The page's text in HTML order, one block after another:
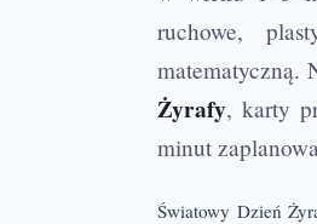
ruchowe,
matematyczną.
Żyrafy, karty
minut
Światowy Dzień